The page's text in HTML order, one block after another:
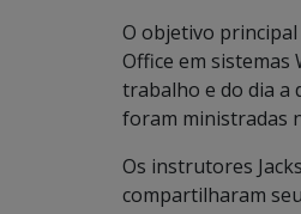
O objetivo
Office em sistemas
trabalho e do dia a
foram ministradas
Os instrutores
compartilharam